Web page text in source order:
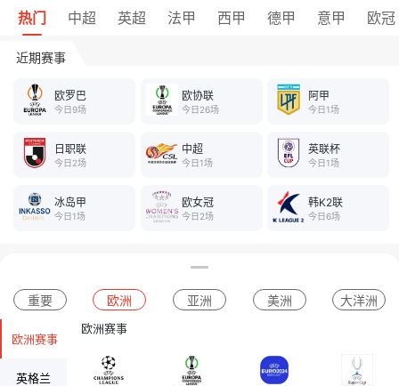
热门 中超 英超 法甲 西甲 德甲 意甲 欧冠
近期赛事
欧罗巴
今日9场
欧协联
今日26场
阿甲
今日1场
日职联
今日2场
中超
今日1场
英联杯
今日1场
冰岛甲
今日1场
欧女冠
今日2场
韩K2联
今日6场
重要 欧洲 亚洲 美洲 大洋洲
欧洲赛事
英格兰
欧洲赛事